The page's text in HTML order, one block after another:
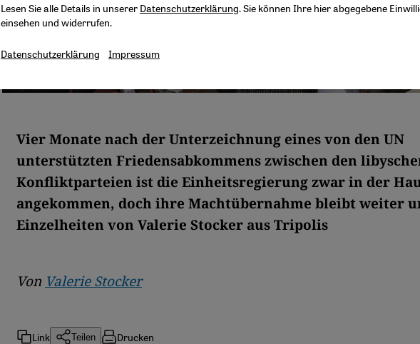
Vier Monate nach der Unterzeichnung eines von den UN
unterstützten Friedensabkommens zwischen den
Konfliktparteien ist die Einheitsregierung zwar in der
angekommen, doch ihre Machtübernahme bleibt weiter
Einzelheiten von Valerie Stocker aus Tripolis
Von Valerie Stocker
Link Teilen Drucken
Lesen Sie alle Details in unserer Datenschutzerklärung. Sie können Ihre hier abgegebene
einsehen und widerrufen.
Datenschutzerklärung Impressum